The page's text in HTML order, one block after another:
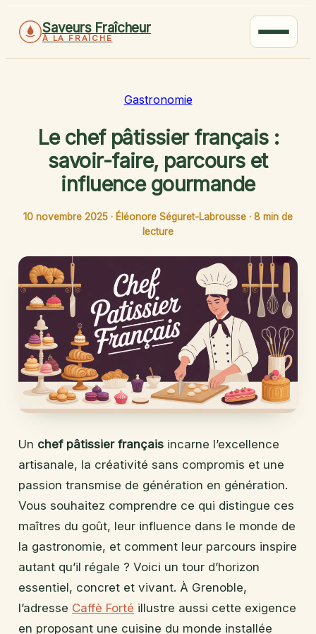
Saveurs Fraîcheur
À LA FRAÎCHE
Gastronomie
Le chef pâtissier français :
savoir-faire, parcours et
influence gourmande
10 novembre 2025 · Éléonore Séguret-Labrousse · 8 min de
lecture
Un chef pâtissier français incarne l’excellence
artisanale, la créativité sans compromis et une
passion transmise de génération en génération.
Vous souhaitez comprendre ce qui distingue ces
maîtres du goût, leur influence dans le monde de
la gastronomie, et comment leur parcours inspire
autant qu’il régale ? Voici un tour d’horizon
essentiel, concret et vivant. À Grenoble,
l’adresse Caffè Forté illustre aussi cette exigence
en proposant une cuisine du monde installée